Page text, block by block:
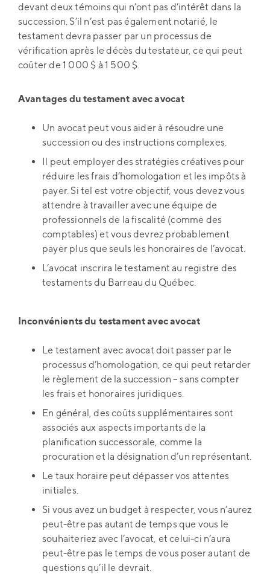
devant deux témoins qui n’ont pas d’intérêt dans la
succession. S’il n’est pas également notarié, le
testament devra passer par un processus de
vérification après le décès du testateur, ce qui peut
coûter de 1 000 $ à 1 500 $.
Avantages du testament avec avocat
Un avocat peut vous aider à résoudre une
succession ou des instructions complexes.
Il peut employer des stratégies créatives pour
réduire les frais d’homologation et les impôts à
payer. Si tel est votre objectif, vous devez vous
attendre à travailler avec une équipe de
professionnels de la fiscalité (comme des
comptables) et vous devrez probablement
payer plus que seuls les honoraires de l’avocat.
L’avocat inscrira le testament au registre des
testaments du Barreau du Québec.
Inconvénients du testament avec avocat
Le testament avec avocat doit passer par le
processus d’homologation, ce qui peut retarder
le règlement de la succession – sans compter
les frais et honoraires juridiques.
En général, des coûts supplémentaires sont
associés aux aspects importants de la
planification successorale, comme la
procuration et la désignation d’un représentant.
Le taux horaire peut dépasser vos attentes
initiales.
Si vous avez un budget à respecter, vous n’aurez
peut-être pas autant de temps que vous le
souhaiteriez avec l’avocat, et celui-ci n’aura
peut-être pas le temps de vous poser autant de
questions qu’il le devrait.